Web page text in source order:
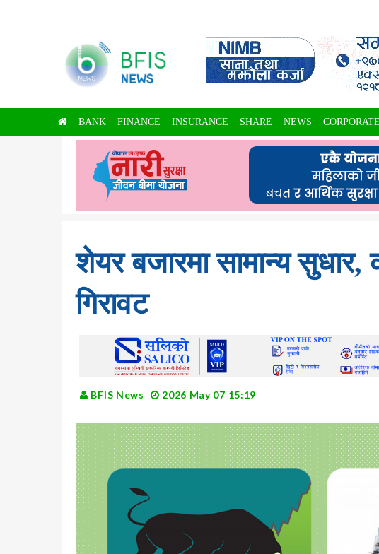
BANK FINANCE INSURANCE SHARE NEWS CORPORATE
शेयर बजारमा सामान्य सुधार,
गिरावट
BFIS News 2026 May 07 15:19